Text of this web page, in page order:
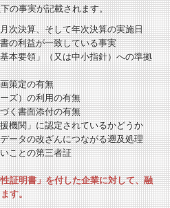
の事実が記載されます。
次決算、そして年次決算の実施日
の利益が一致している事実
本要領」（又は中小指針）への準拠
策定の有無
ズ）の利用の有無
く書面添付の有無
機関」に認定されているかどうか
ータの改ざんにつながる遡及処理
ことの第三者証
証明書」を付した企業に対して、融
す。